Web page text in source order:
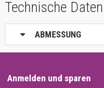
Technische Daten
ABMESSUNG
Anmelden und sparen